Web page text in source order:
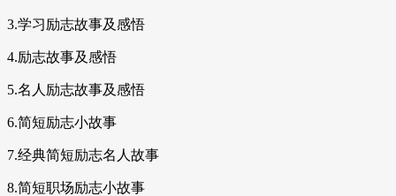
3.学习励志故事及感悟
4.励志故事及感悟
5.名人励志故事及感悟
6.简短励志小故事
7.经典简短励志名人故事
8.简短职场励志小故事